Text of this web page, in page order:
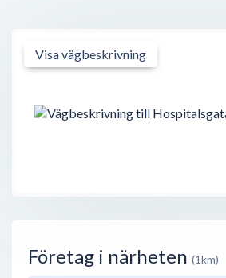
Visa vägbeskrivning
Företag i närheten (1km)